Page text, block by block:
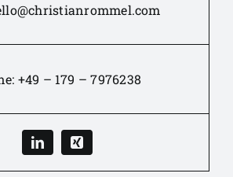
+49 – 179 – 7976238